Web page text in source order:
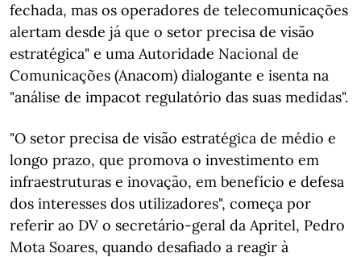
fechada, mas os operadores de telecomunicações
alertam desde já que o setor precisa de visão
estratégica" e uma Autoridade Nacional de
Comunicações (Anacom) dialogante e isenta na
"análise de impacot regulatório das suas medidas".
"O setor precisa de visão estratégica de médio e
longo prazo, que promova o investimento em
infraestruturas e inovação, em benefício e defesa
dos interesses dos utilizadores", começa por
referir ao DV o secretário-geral da Apritel, Pedro
Mota Soares, quando desafiado a reagir à